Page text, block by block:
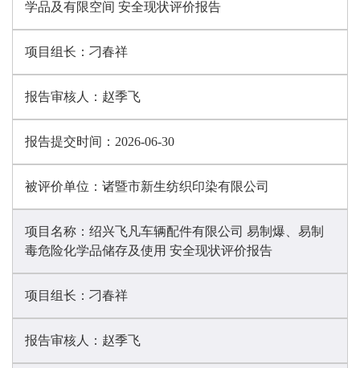
学品及有限空间 安全现状评价报告
项目组长： 刁春祥
报告审核人： 赵季飞
报告提交时间： 2026-06-30
被评价单位： 诸暨市新生纺织印染有限公司
项目名称： 绍兴飞凡车辆配件有限公司 易制爆、易制
毒危险化学品储存及使用 安全现状评价报告
项目组长： 刁春祥
报告审核人： 赵季飞